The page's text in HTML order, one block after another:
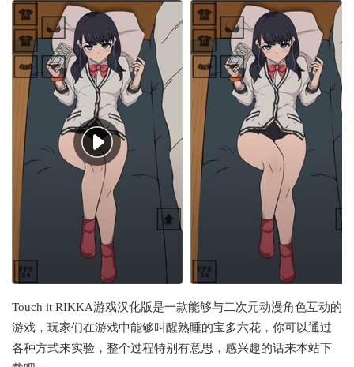
Touch it RIKKA游戏汉化版是一款能够与二次元动漫角色互动的
游戏，玩家们在游戏中能够叫醒熟睡的宝多六花，你可以通过
各种方式来实验，整个过程特别有意思，感兴趣的话来本站下